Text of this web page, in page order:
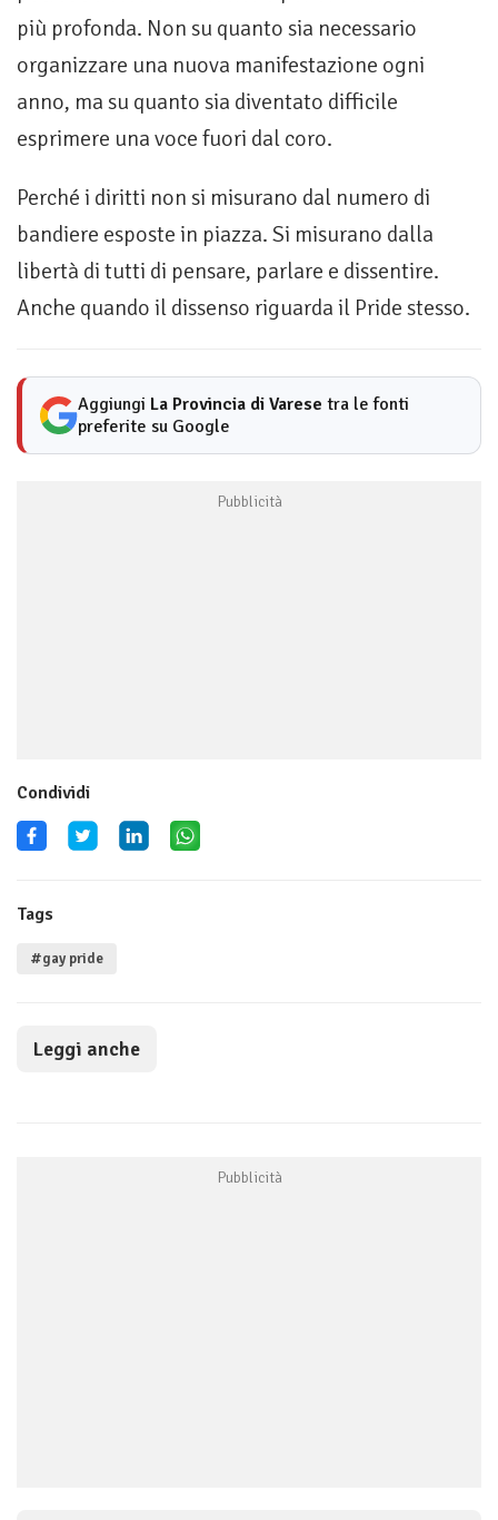
più profonda. Non su quanto sia necessario
organizzare una nuova manifestazione ogni
anno, ma su quanto sia diventato difficile
esprimere una voce fuori dal coro.
Perché i diritti non si misurano dal numero di
bandiere esposte in piazza. Si misurano dalla
libertà di tutti di pensare, parlare e dissentire.
Anche quando il dissenso riguarda il Pride stesso.
Aggiungi La Provincia di Varese tra le fonti
preferite su Google
Condividi
Tags
#gay pride
Leggi anche